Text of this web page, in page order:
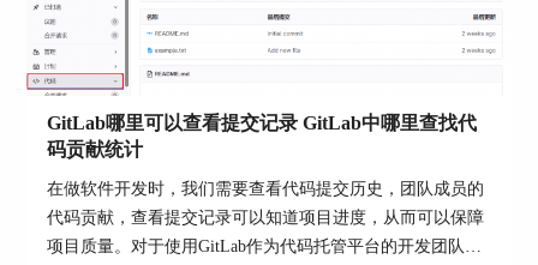
通过对GitLab和GitHub的比较分析，我们不难发
现，每个平台都有其独特的优势和适用场景。
GitLab以其全面的软件开发生命周期管理和内置
CI/CD功能，为那些寻求一体化解决方案的团队提
供了极大的便利。而GitHub，则以其庞大的社区支
持和易用的界面，成为了开源项目和协作开发的首
GitLab哪里可以查看提交记录 GitLab中哪里查找代
码贡献统计
在做软件开发时，我们需要查看代码提交历史，团队成员的
代码贡献，查看提交记录可以知道项目进度，从而可以保障
项目质量。对于使用GitLab作为代码托管平台的开发团队来